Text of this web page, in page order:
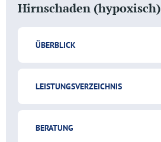
Hirnschaden (hypoxisch)
ÜBERBLICK
LEISTUNGSVERZEICHNIS
BERATUNG